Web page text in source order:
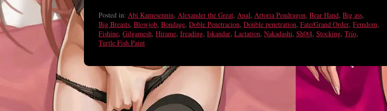
Posted in: Abi Kamesennin, Alexander the Great, Anal, Artoria Pendragon, Bear Hand, Big ass,
Big Breasts, Blowjob, Bondage, Doble Penetracion, Double penetration, Fate/Grand Order, Femdom,
Fishine, Gilgamesh, Hirame, Ireading, Iskandar, Lactation, Nakadashi, Sh0t4, Stocking, Trío,
Turtle.Fish.Paint